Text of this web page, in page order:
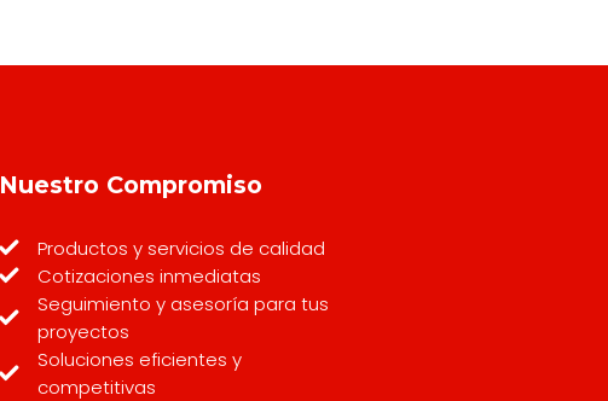
Nuestro Compromiso
Productos y servicios de calidad
Cotizaciones inmediatas
Seguimiento y asesoría para tus
proyectos
Soluciones eficientes y
competitivas